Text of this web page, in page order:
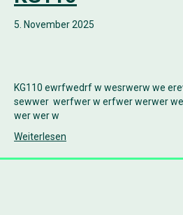
5. November 2025
KG110 ewrfwedrf w wesrwerw we
sewwer werfwer w erfwer werwer
wer wer w
Weiterlesen